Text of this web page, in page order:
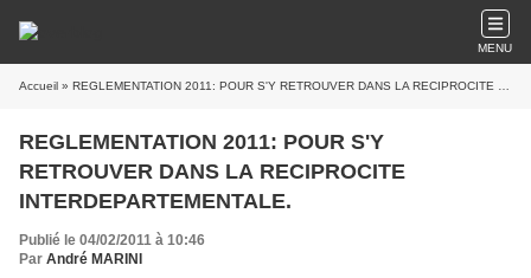
MENU
Accueil » REGLEMENTATION 2011: POUR S'Y RETROUVER DANS LA RECIPROCITE INTERDEPARTEMENTALE.
REGLEMENTATION 2011: POUR S'Y
RETROUVER DANS LA RECIPROCITE
INTERDEPARTEMENTALE.
Publié le 04/02/2011 à 10:46
Par André MARINI